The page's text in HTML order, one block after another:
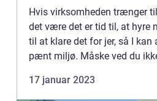
Hvis virksomheden trænger
det være det er tid til, at hyre
til at klare det for jer, så I kan
pænt miljø. Måske ved du
17 januar 2023